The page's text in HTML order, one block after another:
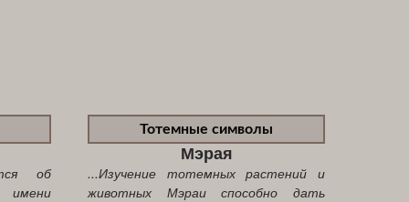
об
имени
Тотемные символы
Мэрая
...Изучение тотемных растений и
животных Мэраи способно дать